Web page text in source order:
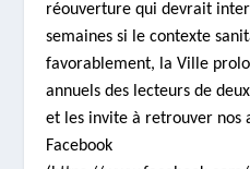
réouverture qui devrait
semaines si le contexte
favorablement, la Ville
annuels des lecteurs de
et les invite à retrouver nos
Facebook